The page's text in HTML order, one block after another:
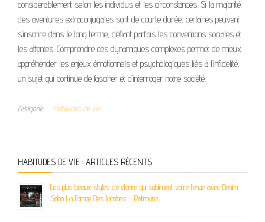
considérablement selon les individus et les circonstances. Si la majorité
des aventures extraconjugales sont de courte durée, certaines peuvent
s’inscrire dans le long terme, défiant parfois les conventions sociales et
les attentes. Comprendre ces dynamiques complexes permet de mieux
appréhender les enjeux émotionnels et psychologiques liés à l’infidélité,
un sujet qui continue de fasciner et d’interroger notre société.
Catégorie Habitudes de Vie
HABITUDES DE VIE : ARTICLES RÉCENTS
Les plus beaux styles de denim qui subliment votre tenue avec Denim
Selon La Forme Des Jambes – Reitmans